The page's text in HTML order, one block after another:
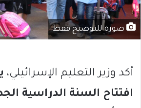
صورة للتوضيح فقط
أكد وزير التعليم الإسرائيلي،
افتتاح السنة الدراسية